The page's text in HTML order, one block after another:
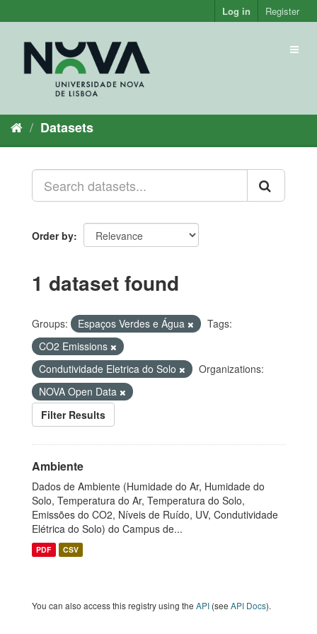
to
Log in Register
Datasets
Order by
1 dataset found
Groups: Espaços Verdes e Água
Tags:
CO2 Emissions
Condutividade Eletrica do Solo
Organizations:
NOVA Open Data
Filter Results
Ambiente
Dados de Ambiente (Humidade do Ar, Humidade do
Solo, Temperatura do Ar, Temperatura do Solo,
Emissões do CO2, Níveis de Ruído, UV, Condutividade
Elétrica do Solo) do Campus de...
PDF CSV
You can also access this registry using the API (see API Docs).